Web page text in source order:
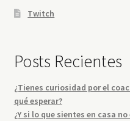
Twitch
Posts Recientes
¿Tienes curiosidad por el
qué esperar?
¿Y si lo que sientes en casa